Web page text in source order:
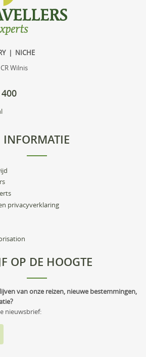
| NICHE
Wilnis
INFORMATIE
privacyverklaring
OP DE HOOGTE
van onze reizen, nieuwe bestemmingen,
nieuwsbrief: